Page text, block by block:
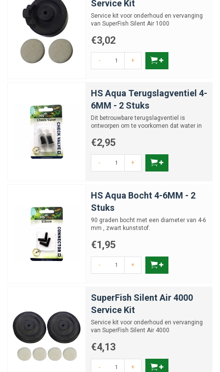
Service Kit
Service kit voor onderhoud en vervanging
van SuperFish Silent Air 1000
€3,02
- +
HS Aqua Terugslagventiel 4-
6MM - 2 Stuks
Dit betrouwbare terugslagventiel is
ontworpen om te voorkomen dat water in
€2,95
- +
HS Aqua Bocht 4-6MM - 2
Stuks
90 graden bocht met een diameter van 4-6
mm , zwart kunststof.
€1,95
- +
SuperFish Silent Air 4000
Service Kit
Service kit voor onderhoud en vervanging
van SuperFish Silent Air 4000
€4,13
- +